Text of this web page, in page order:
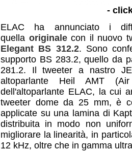
-
ELAC ha annunciato i
quella originalecon il nuovo
Elegant BS 312.2. Sono
supporto BS 283.2, quello da
281.2. Il tweeter a nastro
altoparlante Heil AMT
dell'altoparlante ELAC, la cui
tweeter dome da 25 mm, è
applicate su una lamina di
distribuita in modo non
migliorare la linearità, in
12 kHz, oltre che in gamma